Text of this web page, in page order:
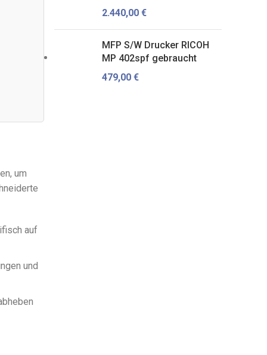
um
auf
und
2.440,00 €
MFP S/W Drucker RICOH
MP 402spf gebraucht
479,00 €